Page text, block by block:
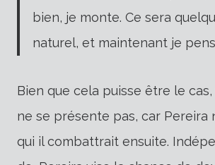
bien, je monte. Ce sera
naturel, et maintenant je
Bien que cela puisse être le
ne se présente pas, car Pereira
qui il combattrait ensuite.